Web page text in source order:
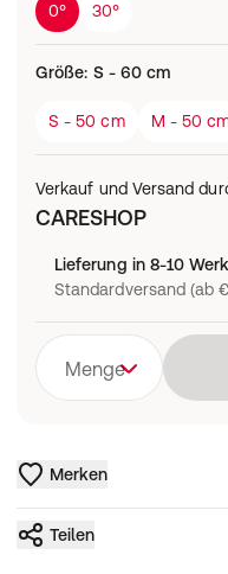
0° 30°
Größe: S - 60 cm
S - 50 cm M - 50
Verkauf und Versand
CARESHOP
Lieferung in 8-10
Standardversand (ab
Menge
Merken
Teilen